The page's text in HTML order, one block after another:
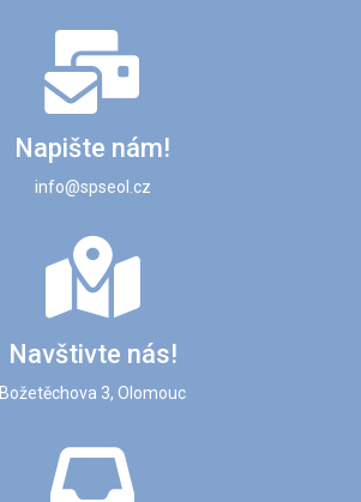
Napište nám!
info@spseol.cz
Navštivte nás!
Božetěchova 3, Olomouc